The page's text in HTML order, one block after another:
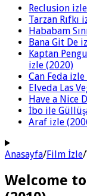
Reclusion
Tarzan Rıfkı
Hababam
Bana Git De
Kaptan
izle (2020)
Can Feda
Elveda Las
Have a Nice
İbo ile
Araf izle
Anasayfa/Film İzle/
Welcome